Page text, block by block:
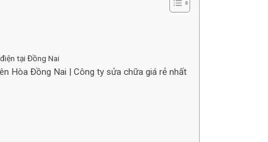
tại Đồng Nai
Hòa Đồng Nai | Công ty sửa chữa giá rẻ nhất